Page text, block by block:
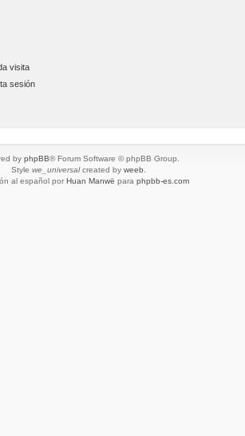
visita
sesión
by phpBB® Forum Software © phpBB Group.
Style we_universalcreated by weeb
al español por Huan Manwë para phpbb-es.com